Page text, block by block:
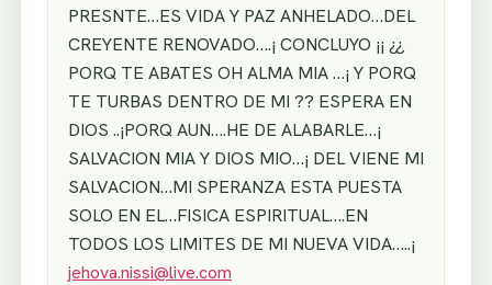
PRESNTE…ES VIDA Y PAZ ANHELADO…DEL
CREYENTE RENOVADO….¡ CONCLUYO ¡¡ ¿¿
PORQ TE ABATES OH ALMA MIA …¡ Y PORQ
TE TURBAS DENTRO DE MI ?? ESPERA EN
DIOS ..¡PORQ AUN….HE DE ALABARLE…¡
SALVACION MIA Y DIOS MIO…¡ DEL VIENE MI
SALVACION…MI SPERANZA ESTA PUESTA
SOLO EN EL…FISICA ESPIRITUAL….EN
TODOS LOS LIMITES DE MI NUEVA VIDA…..¡
jehova.nissi@live.com